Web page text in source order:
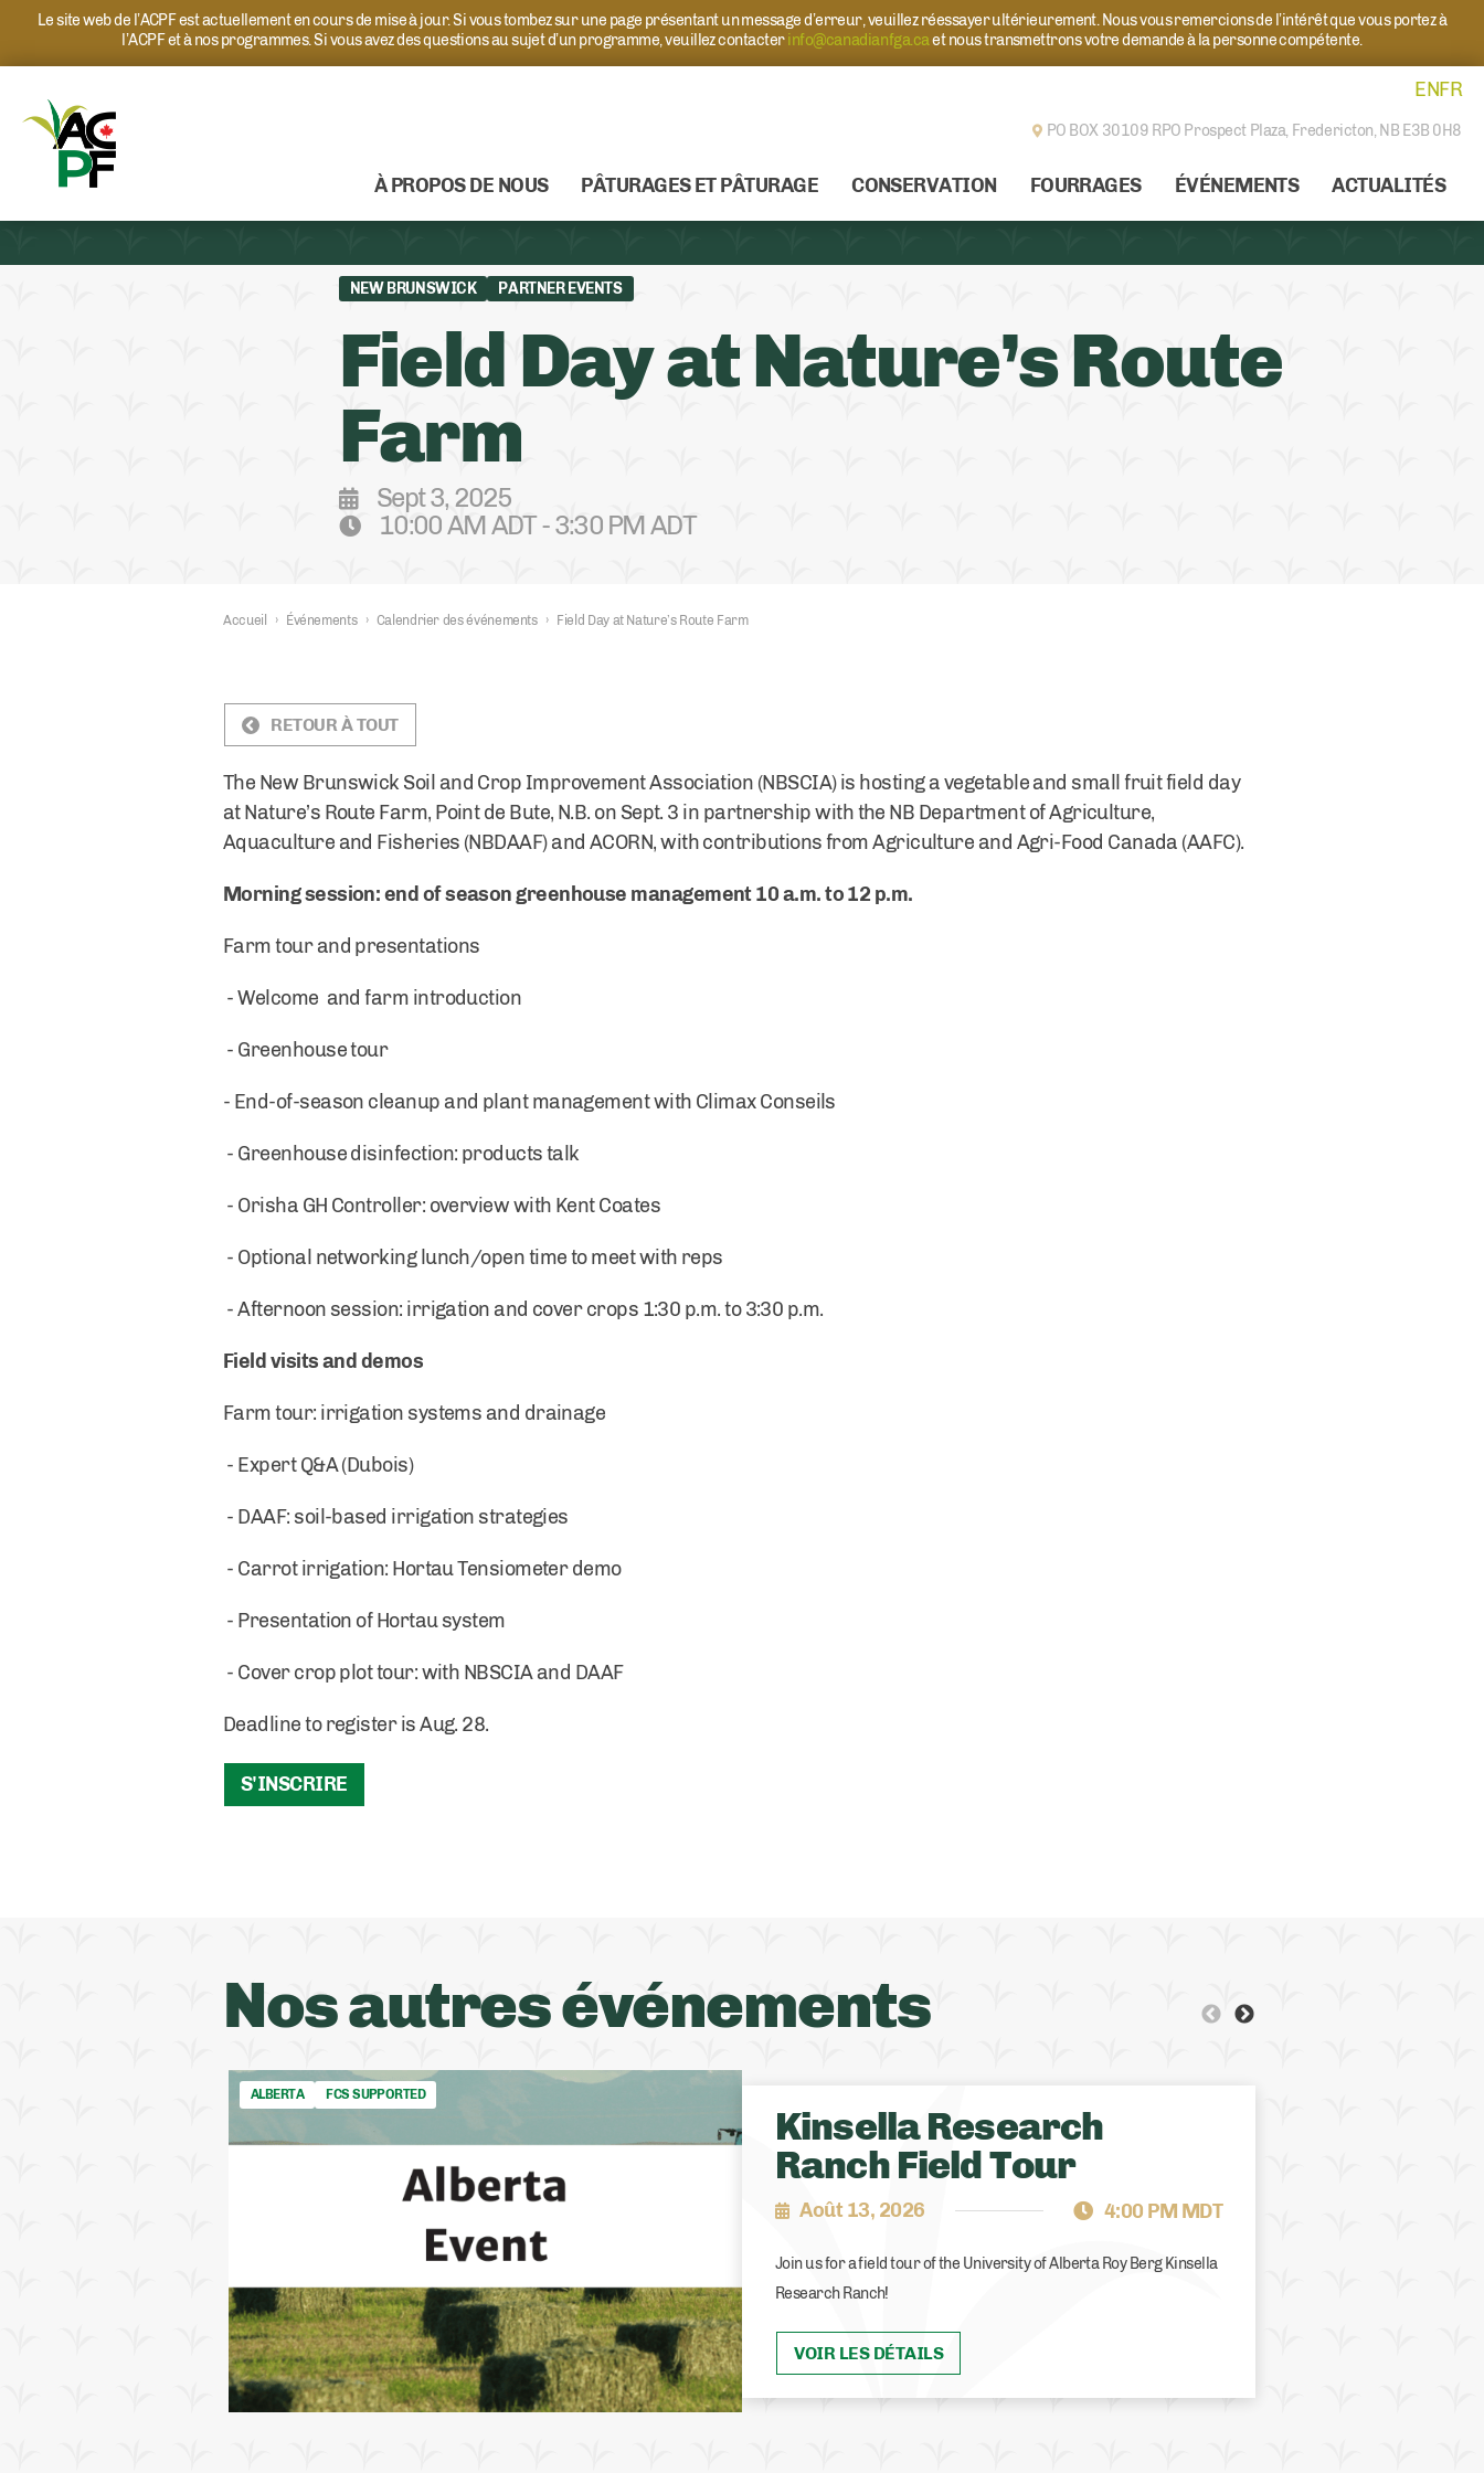
Le site web de l’ACPF est actuellement en cours de mise à jour. Si vous tombez sur une page présentant un message d’erreur, veuillez réessayer ultérieurement. Nous vous remercions de l’intérêt que vous portez à
l’ACPF et à nos programmes. Si vous avez des questions au sujet d’un programme, veuillez contacterinfo@canadianfga.caet nous transmettrons votre demande à la personne compétente.
ENFR
PO BOX 30109 RPO Prospect Plaza, Fredericton, NB E3B 0H8
À PROPOS DE NOUS PÂTURAGES ET PÂTURAGE CONSERVATION FOURRAGES ÉVÉNEMENTS ACTUALITÉS
NEW BRUNSWICK PARTNER EVENTS
Field Day at Nature’s Route
Farm
Sept 3, 2025
10:00 AM ADT - 3:30 PM ADT
Accueil › Événements › Calendrier des événements › Field Day at Nature’s Route Farm
RETOUR À TOUT
The New Brunswick Soil and Crop Improvement Association (NBSCIA) is hosting a vegetable and small fruit field day
at Nature’s Route Farm, Point de Bute, N.B. on Sept. 3 in partnership with the NB Department of Agriculture,
Aquaculture and Fisheries (NBDAAF) and ACORN, with contributions from Agriculture and Agri-Food Canada (AAFC).
Morning session: end of season greenhouse management 10 a.m. to 12 p.m.
Farm tour and presentations
- Welcome and farm introduction
- Greenhouse tour
- End-of-season cleanup and plant management with Climax Conseils
- Greenhouse disinfection: products talk
- Orisha GH Controller: overview with Kent Coates
- Optional networking lunch/open time to meet with reps
- Afternoon session: irrigation and cover crops 1:30 p.m. to 3:30 p.m.
Field visits and demos
Farm tour: irrigation systems and drainage
- Expert Q&A (Dubois)
- DAAF: soil-based irrigation strategies
- Carrot irrigation: Hortau Tensiometer demo
- Presentation of Hortau system
- Cover crop plot tour: with NBSCIA and DAAF
Deadline to register is Aug. 28.
S'INSCRIRE
Nos autres événements
ALBERTA FCS SUPPORTED
Kinsella Research
Ranch Field Tour
Août 13, 2026 4:00 PM MDT
Join us for a field tour of the University of Alberta Roy Berg Kinsella
Research Ranch!
VOIR LES DÉTAILS